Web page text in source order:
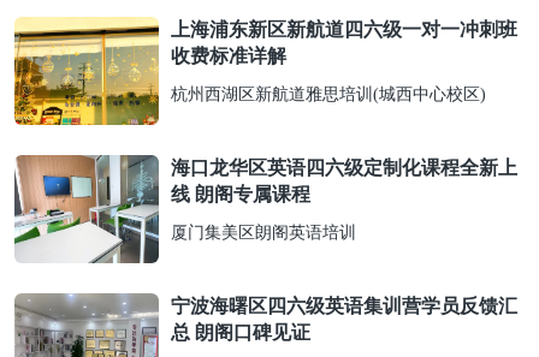
上海浦东新区新航道四六级一对一冲刺班
收费标准详解
杭州西湖区新航道雅思培训(城西中心校区)
海口龙华区英语四六级定制化课程全新上
线 朗阁专属课程
厦门集美区朗阁英语培训
宁波海曙区四六级英语集训营学员反馈汇
总 朗阁口碑见证